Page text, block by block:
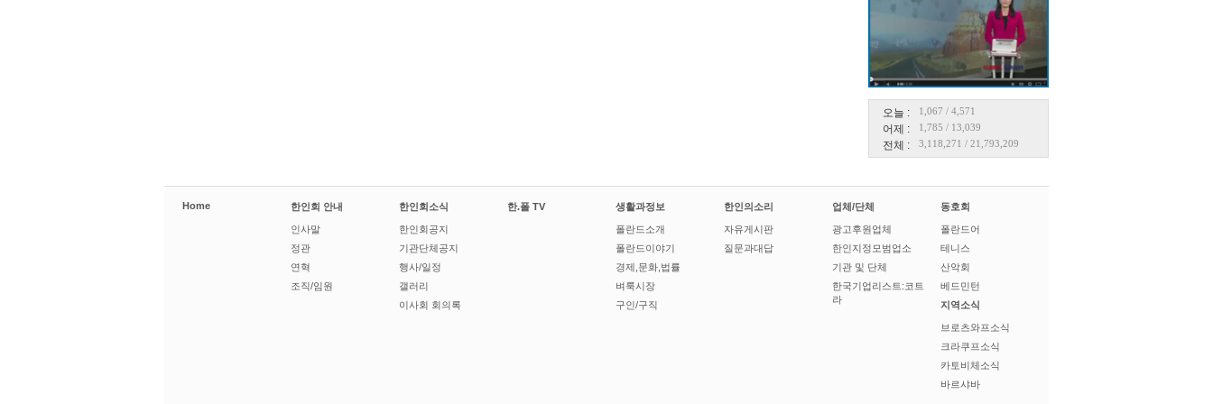
오늘 : 1,067 / 4,571
어제 : 1,785 / 13,039
전체 : 3,118,271 / 21,793,209
Home 한인회 안내
인사말
정관
연혁
조직/임원
한인회소식
한인회공지
기관단체공지
행사/일정
갤러리
이사회 회의록
한.폴 TV 생활과정보
폴란드소개
폴란드이야기
경제,문화,법률
벼룩시장
구인/구직
한인의소리
자유게시판
질문과대답
업체/단체
광고후원업체
한인지정모범업소
기관 및 단체
한국기업리스트:코트
라
동호회
폴란드어
테니스
산악회
베드민턴
지역소식
브로츠와프소식
크라쿠프소식
카토비체소식
바르샤바